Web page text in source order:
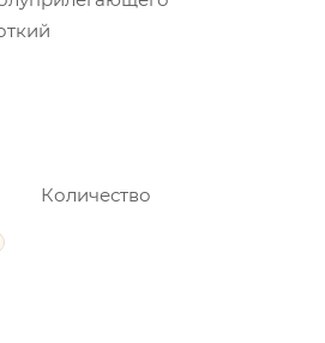
Количество